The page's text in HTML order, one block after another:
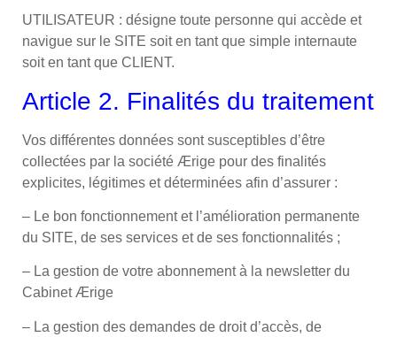
UTILISATEUR : désigne toute personne qui accède et
navigue sur le SITE soit en tant que simple internaute
soit en tant que CLIENT.
Article 2. Finalités du traitement
Vos différentes données sont susceptibles d’être
collectées par la société Ærige pour des finalités
explicites, légitimes et déterminées afin d’assurer :
– Le bon fonctionnement et l’amélioration permanente
du SITE, de ses services et de ses fonctionnalités ;
– La gestion de votre abonnement à la newsletter du
Cabinet Ærige
– La gestion des demandes de droit d’accès, de